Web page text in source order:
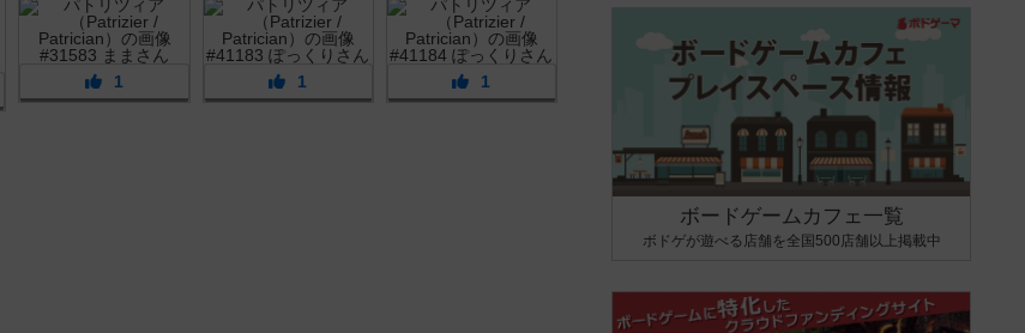
1 1 1
ボードゲームカフェ一覧
ボドゲが遊べる店舗を全国500店舗以上掲載中